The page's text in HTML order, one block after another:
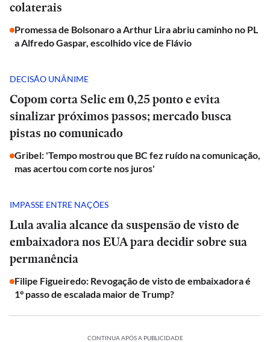
colaterais
Promessa de Bolsonaro a Arthur Lira abriu caminho no PL
a Alfredo Gaspar, escolhido vice de Flávio
DECISÃO UNÂNIME
Copom corta Selic em 0,25 ponto e evita
sinalizar próximos passos; mercado busca
pistas no comunicado
Gribel: 'Tempo mostrou que BC fez ruído na comunicação,
mas acertou com corte nos juros'
IMPASSE ENTRE NAÇÕES
Lula avalia alcance da suspensão de visto de
embaixadora nos EUA para decidir sobre sua
permanência
Filipe Figueiredo: Revogação de visto de embaixadora é
1° passo de escalada maior de Trump?
CONTINUA APÓS A PUBLICIDADE